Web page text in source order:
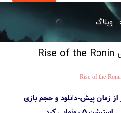
|وبلاگ
حجم و زمان دانلود بازی Rise of the Ronin
Rise of the
زمان پیش-دانلود و حجم بازی